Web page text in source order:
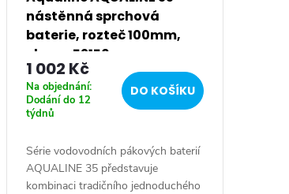
nástěnná sprchová
baterie, rozteč 100mm,
chrom 52156
1 002 Kč
Na objednání:
Dodání do 12
týdnů
DO KOŠÍKU
Série vodovodních pákových baterií
AQUALINE 35 představuje
kombinaci tradičního jednoduchého